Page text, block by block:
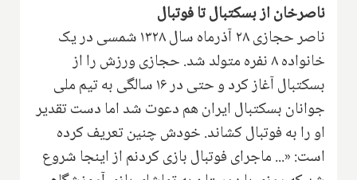
ناصرخان از بسکتبال تا فوتبال
ناصر حجازی ۲۸ آذرماه سال ۱۳۲۸ شمسی در یک
خانواده ۸ نفره متولد شد. حجازی ورزش را از
بسکتبال آغاز کرد و حتی در ۱۶ سالگی به تیم ملی
جوانان بسکتبال ایران هم دعوت شد اما دست تقدیر
او را به فوتبال کشاند. خودش چنین تعریف کرده
است: «... ماجرای فوتبال بازی کردنم از اینجا شروع